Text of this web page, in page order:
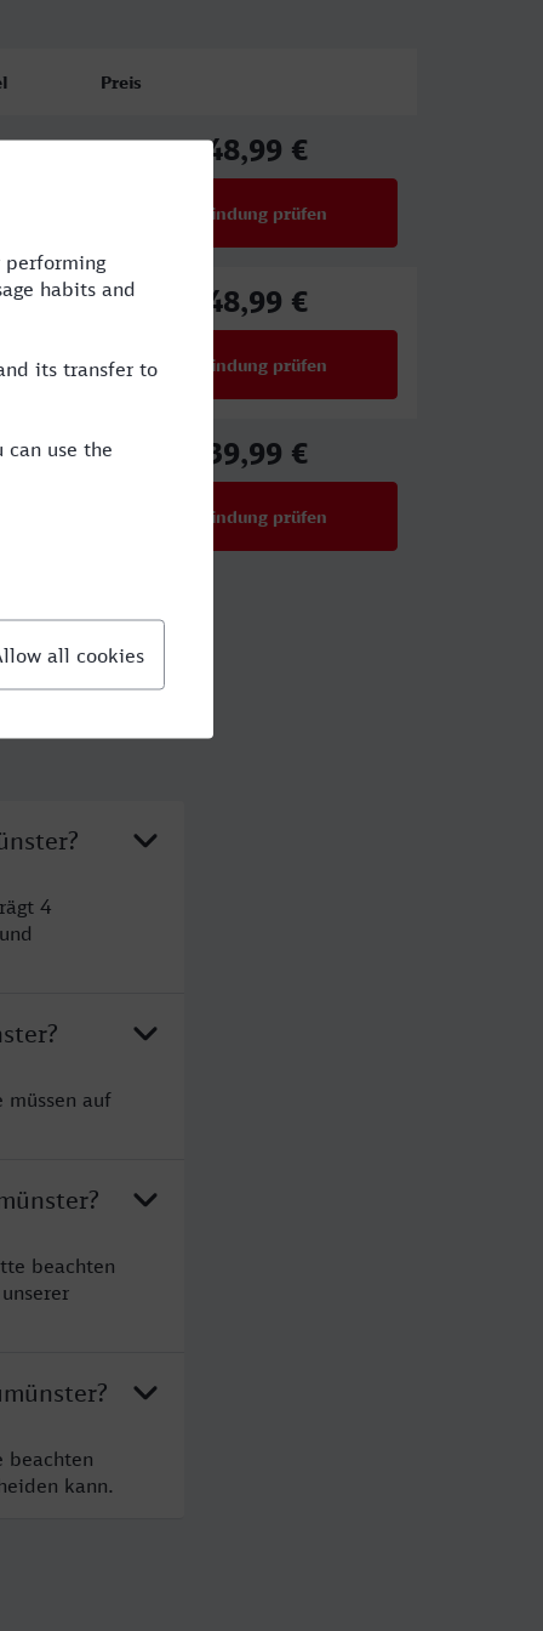
Preis
48,99 €
Verbindung prüfen
48,99 €
Verbindung prüfen
39,99 €
Verbindung prüfen
4
müssen auf
beachten
beachten
kann.